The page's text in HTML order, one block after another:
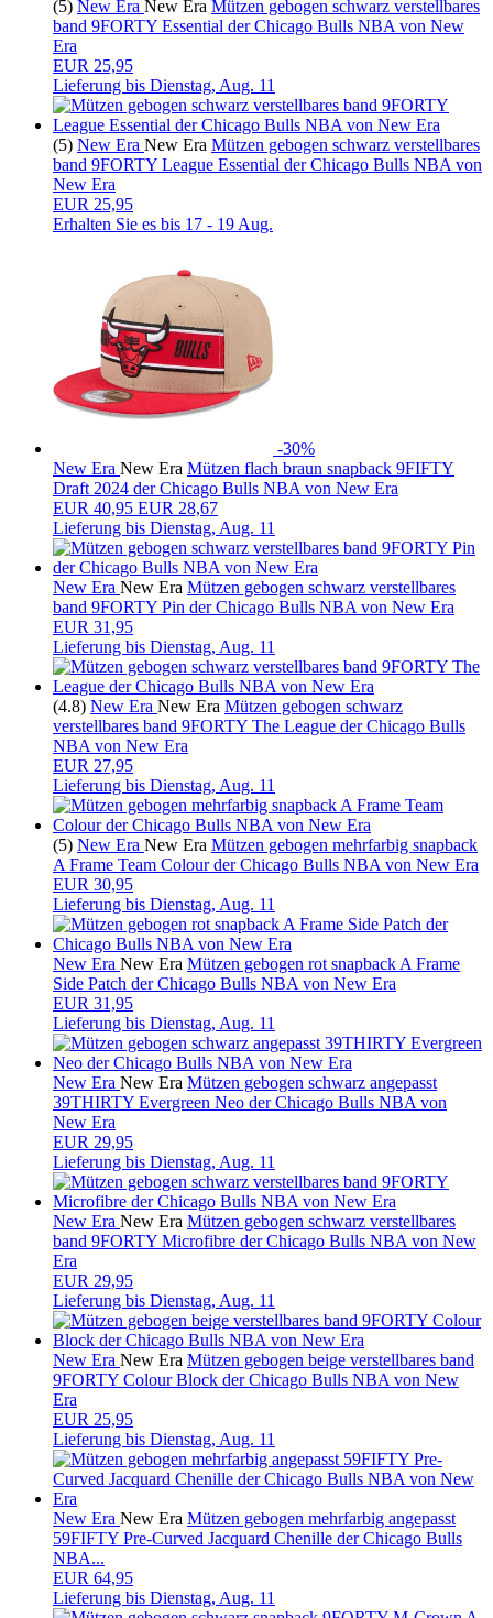
(5) New Era New Era Mützen gebogen schwarz verstellbares
band 9FORTY Essential der Chicago Bulls NBA von New
Era
EUR 25,95
Lieferung bis Dienstag, Aug. 11
(5) New Era New Era Mützen gebogen schwarz verstellbares
band 9FORTY League Essential der Chicago Bulls NBA von
New Era
EUR 25,95
Erhalten Sie es bis 17 - 19 Aug.
-30%
New Era New Era Mützen flach braun snapback 9FIFTY
Draft 2024 der Chicago Bulls NBA von New Era
EUR 40,95 EUR 28,67
Lieferung bis Dienstag, Aug. 11
New Era New Era Mützen gebogen schwarz verstellbares
band 9FORTY Pin der Chicago Bulls NBA von New Era
EUR 31,95
Lieferung bis Dienstag, Aug. 11
(4.8) New Era New Era Mützen gebogen schwarz
verstellbares band 9FORTY The League der Chicago Bulls
NBA von New Era
EUR 27,95
Lieferung bis Dienstag, Aug. 11
(5) New Era New Era Mützen gebogen mehrfarbig snapback
A Frame Team Colour der Chicago Bulls NBA von New Era
EUR 30,95
Lieferung bis Dienstag, Aug. 11
New Era New Era Mützen gebogen rot snapback A Frame
Side Patch der Chicago Bulls NBA von New Era
EUR 31,95
Lieferung bis Dienstag, Aug. 11
New Era New Era Mützen gebogen schwarz angepasst
39THIRTY Evergreen Neo der Chicago Bulls NBA von
New Era
EUR 29,95
Lieferung bis Dienstag, Aug. 11
New Era New Era Mützen gebogen schwarz verstellbares
band 9FORTY Microfibre der Chicago Bulls NBA von New
Era
EUR 29,95
Lieferung bis Dienstag, Aug. 11
New Era New Era Mützen gebogen beige verstellbares band
9FORTY Colour Block der Chicago Bulls NBA von New
Era
EUR 25,95
Lieferung bis Dienstag, Aug. 11
New Era New Era Mützen gebogen mehrfarbig angepasst
59FIFTY Pre-Curved Jacquard Chenille der Chicago Bulls
NBA...
EUR 64,95
Lieferung bis Dienstag, Aug. 11